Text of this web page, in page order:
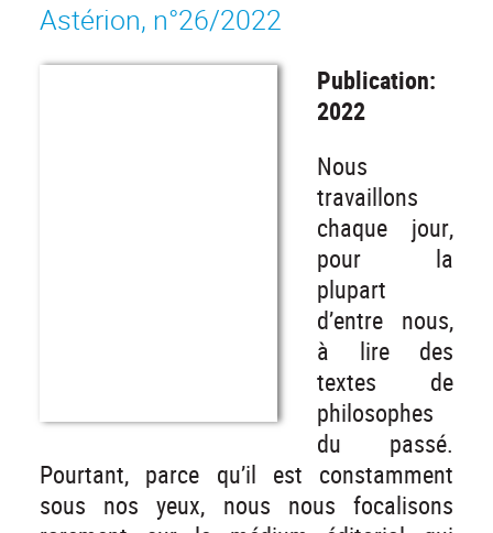
Astérion, n°26/2022
Publication:
2022
Nous
travaillons
chaque jour,
pour la
plupart
d’entre nous,
à lire des
textes de
philosophes
du passé.
Pourtant, parce qu’il est constamment
sous nos yeux, nous nous focalisons